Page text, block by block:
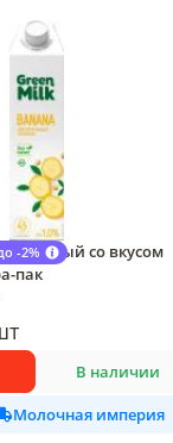
-2%соевый со вкусом
пак
В наличии
Молочная империя